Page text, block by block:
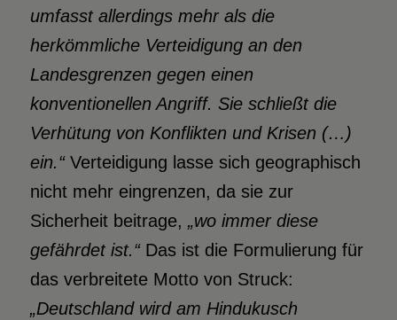
umfasst allerdings mehr als die
herkömmliche Verteidigung an den
Landesgrenzen gegen einen
konventionellen Angriff. Sie schließt die
Verhütung von Konflikten und Krisen (…)
ein.“Verteidigung lasse sich geographisch
nicht mehr eingrenzen, da sie zur
Sicherheit beitrage, „wo immer diese
gefährdet ist.“Das ist die Formulierung für
das verbreitete Motto von Struck:
„Deutschland wird am Hindukusch